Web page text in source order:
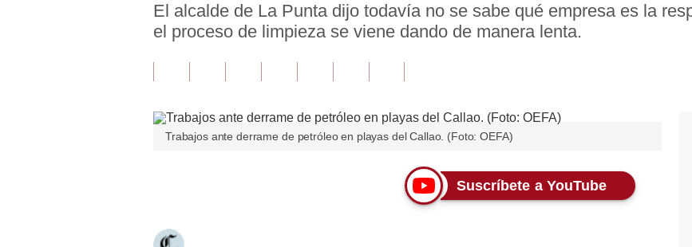
El alcalde de La Punta dijo todavía no se sabe qué empresa es la
el proceso de limpieza se viene dando de manera lenta.
Trabajos ante derrame de petróleo en playas del Callao. (Foto: OEFA)
Suscríbete a YouTube